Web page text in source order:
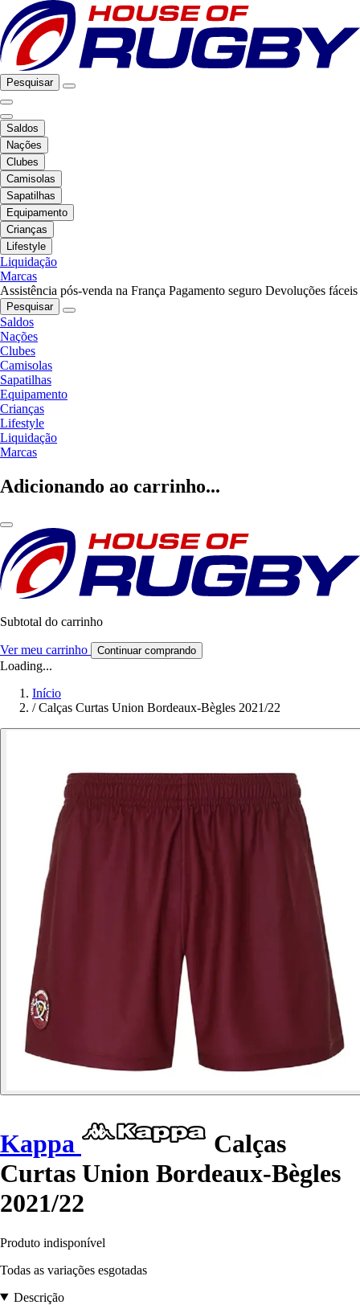
Pesquisar
Saldos
Nações
Clubes
Camisolas
Sapatilhas
Equipamento
Crianças
Lifestyle
Liquidação
Marcas
Assistência pós-venda na França Pagamento seguro Devoluções fáceis
Pesquisar
Saldos
Nações
Clubes
Camisolas
Sapatilhas
Equipamento
Crianças
Lifestyle
Liquidação
Marcas
Adicionando ao carrinho...
Subtotal do carrinho
Ver meu carrinho Continuar comprando
Loading...
Início
/ Calças Curtas Union Bordeaux-Bègles 2021/22
Kappa
Calças
Curtas Union Bordeaux-Bègles
2021/22
Produto indisponível
Todas as variações esgotadas
Descrição